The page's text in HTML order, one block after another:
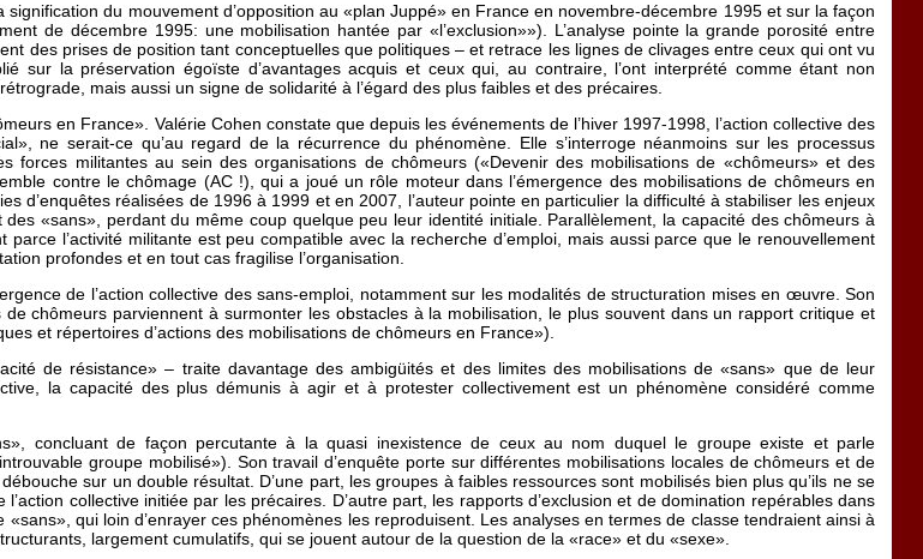
du mouvement d’opposition au «plan Juppé» en France en novembre-décembre 1995 et sur la façon
de décembre 1995: une mobilisation hantée par «l’exclusion»»). L’analyse pointe la grande porosité entre
des prises de position tant conceptuelles que politiques – et retrace les lignes de clivages entre ceux qui ont vu
sur la préservation égoïste d’avantages acquis et ceux qui, au contraire, l’ont interprété comme étant non
mais aussi un signe de solidarité à l’égard des plus faibles et des précaires.
en France». Valérie Cohen constate que depuis les événements de l’hiver 1997-1998, l’action collective des
ne serait-ce qu’au regard de la récurrence du phénomène. Elle s’interroge néanmoins sur les processus
forces militantes au sein des organisations de chômeurs («Devenir des mobilisations de «chômeurs» et des
contre le chômage (AC !), qui a joué un rôle moteur dans l’émergence des mobilisations de chômeurs en
d’enquêtes réalisées de 1996 à 1999 et en 2007, l’auteur pointe en particulier la difficulté à stabiliser les enjeux
«sans», perdant du même coup quelque peu leur identité initiale. Parallèlement, la capacité des chômeurs à
l’activité militante est peu compatible avec la recherche d’emploi, mais aussi parce que le renouvellement
profondes et en tout cas fragilise l’organisation.
de l’action collective des sans-emploi, notamment sur les modalités de structuration mises en œuvre. Son
chômeurs parviennent à surmonter les obstacles à la mobilisation, le plus souvent dans un rapport critique et
et répertoires d’actions des mobilisations de chômeurs en France»).
de résistance» – traite davantage des ambigüités et des limites des mobilisations de «sans» que de leur
la capacité des plus démunis à agir et à protester collectivement est un phénomène considéré comme
concluant de façon percutante à la quasi inexistence de ceux au nom duquel le groupe existe et parle
groupe mobilisé»). Son travail d’enquête porte sur différentes mobilisations locales de chômeurs et de
sur un double résultat. D’une part, les groupes à faibles ressources sont mobilisés bien plus qu’ils ne se
collective initiée par les précaires. D’autre part, les rapports d’exclusion et de domination repérables dans
qui loin d’enrayer ces phénomènes les reproduisent. Les analyses en termes de classe tendraient ainsi à
largement cumulatifs, qui se jouent autour de la question de la «race» et du «sexe».